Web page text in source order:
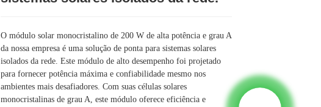
O módulo solar monocristalino de 200 W de alta potência e grau A
da nossa empresa é uma solução de ponta para sistemas solares
isolados da rede. Este módulo de alto desempenho foi projetado
para fornecer potência máxima e confiabilidade mesmo nos
ambientes mais desafiadores. Com suas células solares
monocristalinas de grau A, este módulo oferece eficiência e